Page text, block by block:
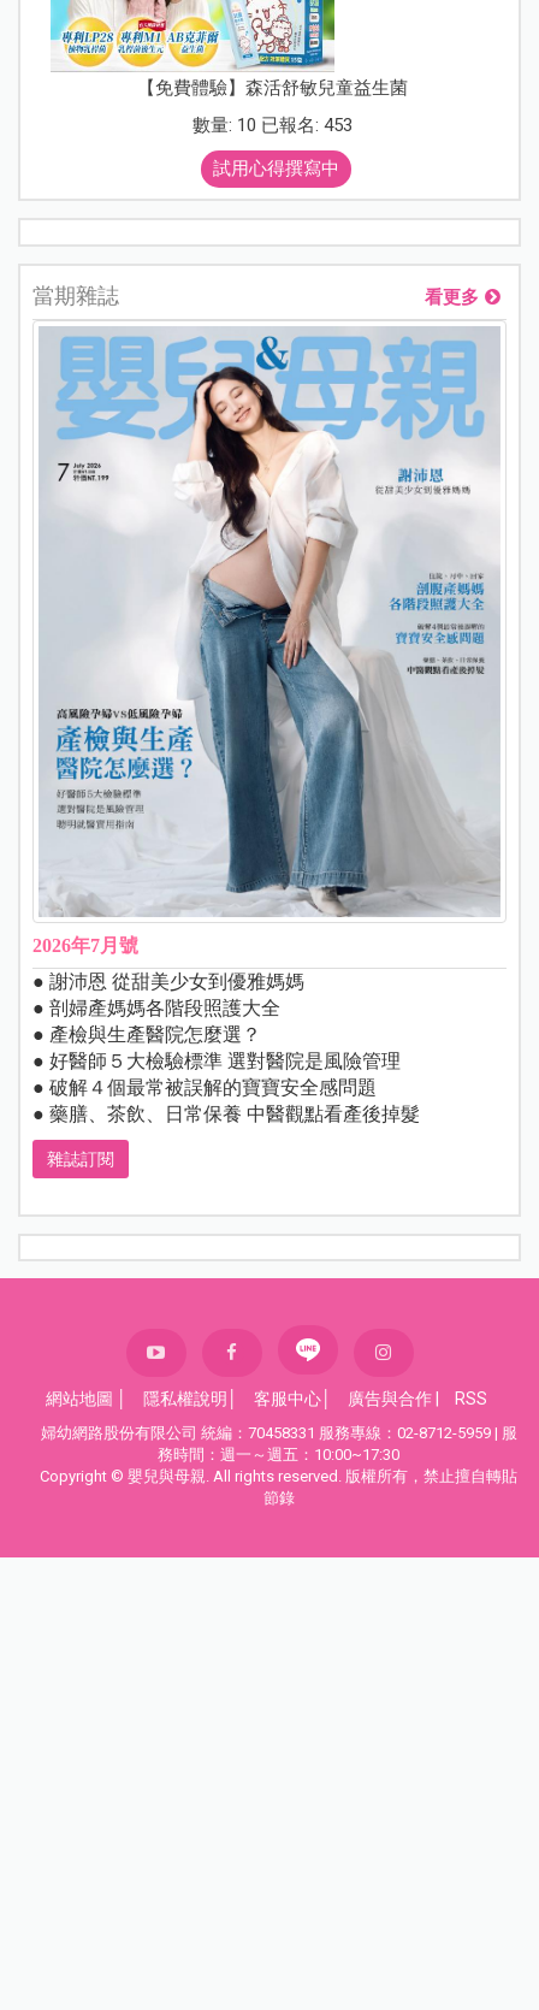
【免費體驗】森活舒敏兒童益生菌
數量: 10 已報名: 453
試用心得撰寫中
當期雜誌 看更多
2026年7月號
● 謝沛恩 從甜美少女到優雅媽媽
● 剖婦產媽媽各階段照護大全
● 產檢與生產醫院怎麼選？
● 好醫師５大檢驗標準 選對醫院是風險管理
● 破解４個最常被誤解的寶寶安全感問題
● 藥膳、茶飲、日常保養 中醫觀點看產後掉髮
雜誌訂閱
網站地圖 隱私權說明 客服中心 廣告與合作| RSS
婦幼網路股份有限公司 統編：70458331 服務專線：02-8712-5959 | 服
務時間：週一～週五：10:00~17:30
Copyright © 嬰兒與母親. All rights reserved. 版權所有，禁止擅自轉貼
節錄